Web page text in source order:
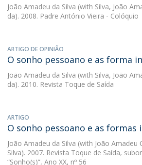
João Amadeu da Silva (with Silva, João
da). 2008. Padre António Vieira - Colóquio
ARTIGO DE OPINIÃO
O sonho pessoano e as forma
João Amadeu da Silva (with Silva, João
da). 2010. Revista Toque de Saída
ARTIGO
O sonho pessoano e as formas
João Amadeu da Silva (with João Amadeu
Silva). 2007. Revista Toque de Saída,
“Sonho(s)”, Ano XX, nº 56